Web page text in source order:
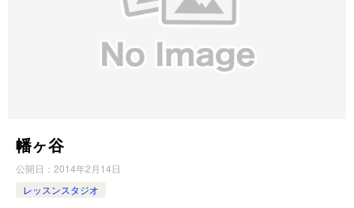
幡ヶ谷
公開日： 2014年2月14日
レッスンスタジオ